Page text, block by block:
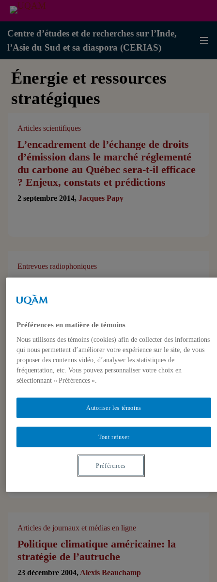
Centre d’études et de recherches sur l’Inde,
l’Asie du Sud et sa diaspora (CERIAS)
Énergie et ressources
stratégiques
Articles scientifiques
L’encadrement de l’échange de droits
d’émission dans le marché réglementé
du carbone au Québec sera-t-il efficace
? Enjeux, constats et prédictions
2 septembre 2014,Jacques Papy
Entrevues radiophoniques
énergétiques en Chine par Christian
Constantin sur la première chaîne de la
radio de Radio-Canada
28 juillet 2008, 19h00 à 21h00, 29 juillet 2008, Christian
Constantin
Politique climatique américaine: la
stratégie de l’autruche
23 décembre 2004,Alexis Beauchamp
Articles de journaux et médias en ligne
Politique climatique américaine: la
stratégie de l’autruche
23 décembre 2004, Alexis Beauchamp
Préférences en matière de témoins
Nous utilisons des témoins (cookies) afin de collecter des informations
qui nous permettent d’améliorer votre expérience sur le site, de vous
proposer des contenus vidéo, d’analyser les statistiques de
fréquentation, etc. Vous pouvez personnaliser votre choix en
sélectionnant « Préférences ».
Tout refuser
Autoriser les témoins
Préférences